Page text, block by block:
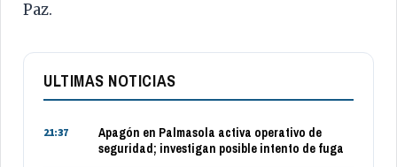
Paz.
ULTIMAS NOTICIAS
21:37
Apagón en Palmasola activa operativo de
seguridad; investigan posible intento de fuga